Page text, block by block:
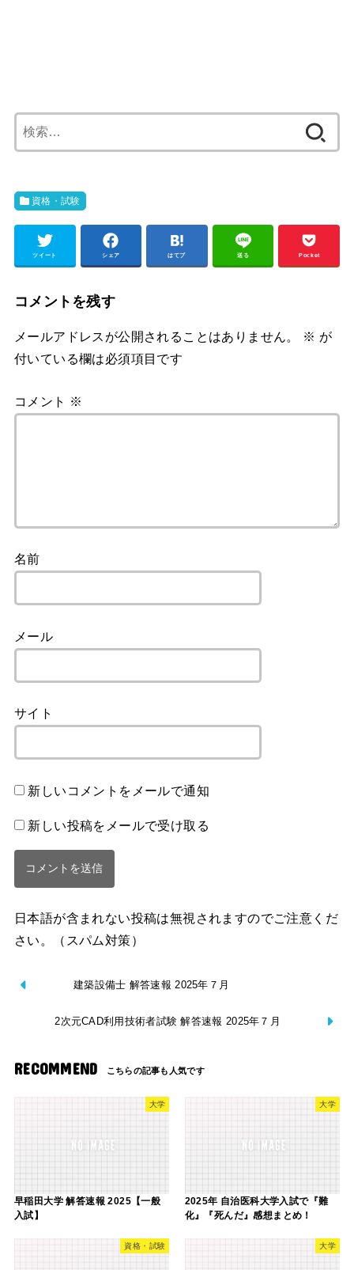
索:
資格・試験
ツイート シェア はてブ 送る Pocket
コメントを残す
メールアドレスが公開されることはありません。 ※ が
付いている欄は必須項目です
コメント ※
名前
メール
サイト
新しいコメントをメールで通知
新しい投稿をメールで受け取る
日本語が含まれない投稿は無視されますのでご注意くだ
さい。（スパム対策）
建築設備士 解答速報 2025年７月
2次元CAD利用技術者試験 解答速報 2025年７月
RECOMMEND
大学
早稲田大学 解答速報 2025【一般
入試】
大学
2025年 自治医科大学入試で『難
化』『死んだ』感想まとめ！
資格・試験 大学